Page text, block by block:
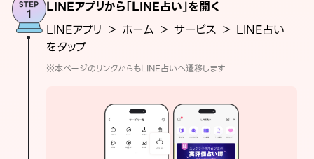
LINEアプリから「LINE占い」を開く
LINEアプリ ＞ ホーム ＞ サービス ＞ LINE占い
をタップ
※本ページのリンクからもLINE占いへ遷移します